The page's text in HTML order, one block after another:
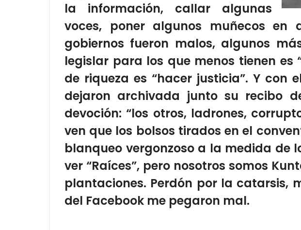
la información, callar algunas
voces, poner algunos muñecos en
gobiernos fueron malos, algunos
legislar para los que menos tienen
de riqueza es “hacer justicia”. Y con
dejaron archivada junto su recibo
devoción: “los otros, ladrones,
ven que los bolsos tirados en el
blanqueo vergonzoso a la medida de
ver “Raíces”, pero nosotros somos
plantaciones. Perdón por la catarsis,
del Facebook me pegaron mal.